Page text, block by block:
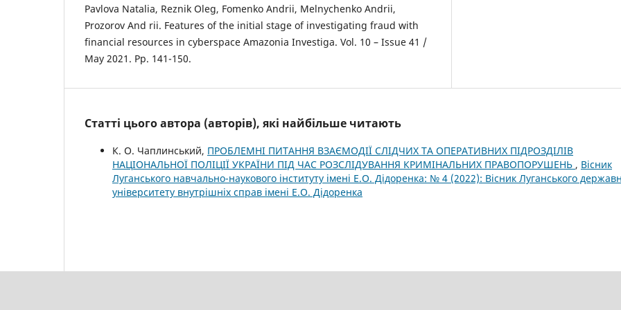
Pavlova Natalia, Reznik Oleg, Fomenko Andrii, Melnychenko Andrii,
Prozorov And rii. Features of the initial stage of investigating fraud with
financial resources in cyberspace Amazonia Investiga. Vol. 10 – Issue 41 /
May 2021. Рр. 141-150.
Статті цього автора (авторів), які найбільше читають
К. О. Чаплинський, ПРОБЛЕМНІ ПИТАННЯ ВЗАЄМОДІЇ СЛІДЧИХ ТА ОПЕРАТИВНИХ ПІДРОЗДІЛІВ
НАЦІОНАЛЬНОЇ ПОЛІЦІЇ УКРАЇНИ ПІД ЧАС РОЗСЛІДУВАННЯ КРИМІНАЛЬНИХ ПРАВОПОРУШЕНЬ , Вісник
Луганського навчально-наукового інституту імені Е.О. Дідоренка: № 4 (2022): Вісник Луганського
університету внутрішніх справ імені Е.О. Дідоренка